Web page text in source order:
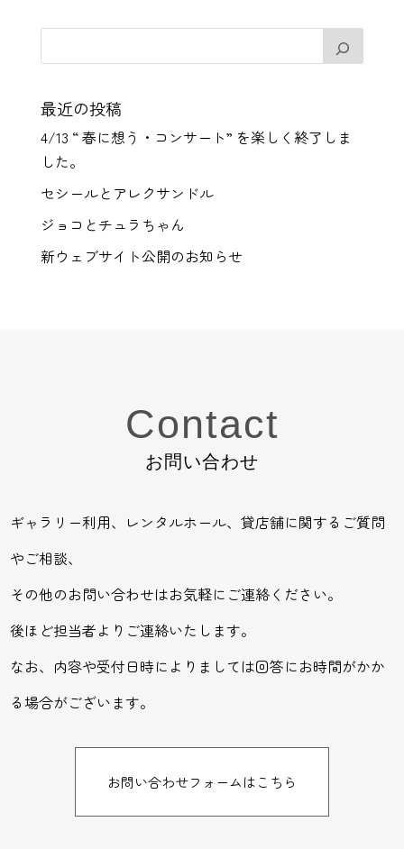
最近の投稿
4/13 “ 春に想う・コンサート” を楽しく終了しま
した。
セシールとアレクサンドル
ジョコとチュラちゃん
新ウェブサイト公開のお知らせ
Contact
お問い合わせ
ギャラリー利用、レンタルホール、貸店舗に関するご質問
やご相談、
その他のお問い合わせはお気軽にご連絡ください。
後ほど担当者よりご連絡いたします。
なお、内容や受付日時によりましては回答にお時間がかか
る場合がございます。
お問い合わせフォームはこちら